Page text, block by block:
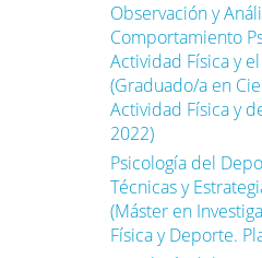
Observación y
Comportamiento
Actividad Física y
(Graduado/a en
Actividad Física y
2022)
Psicología del
Técnicas y
(Máster en
Física y Deporte.